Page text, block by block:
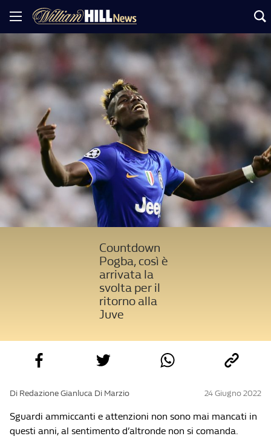
Countdown
Pogba, così è
arrivata la
svolta per il
ritorno alla
Juve
Di Redazione Gianluca Di Marzio 24 Giugno 2022
Sguardi ammiccanti e attenzioni non sono mai mancati in
questi anni, al sentimento d’altronde non si comanda.